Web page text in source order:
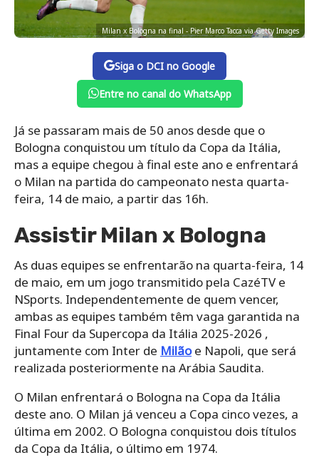
Milan x Bologna na final - Pier Marco Tacca via Getty Images
Siga o DCI no Google
Entre no canal do WhatsApp
Já se passaram mais de 50 anos desde que o
Bologna conquistou um título da Copa da Itália,
mas a equipe chegou à final este ano e enfrentará
o Milan na partida do campeonato nesta quarta-
feira, 14 de maio, a partir das 16h.
Assistir Milan x Bologna
As duas equipes se enfrentarão na quarta-feira, 14
de maio, em um jogo transmitido pela CazéTV e
NSports. Independentemente de quem vencer,
ambas as equipes também têm vaga garantida na
Final Four da Supercopa da Itália 2025-2026 ,
juntamente com Inter de Milãoe Napoli, que será
realizada posteriormente na Arábia Saudita.
O Milan enfrentará o Bologna na Copa da Itália
deste ano. O Milan já venceu a Copa cinco vezes, a
última em 2002. O Bologna conquistou dois títulos
da Copa da Itália, o último em 1974.